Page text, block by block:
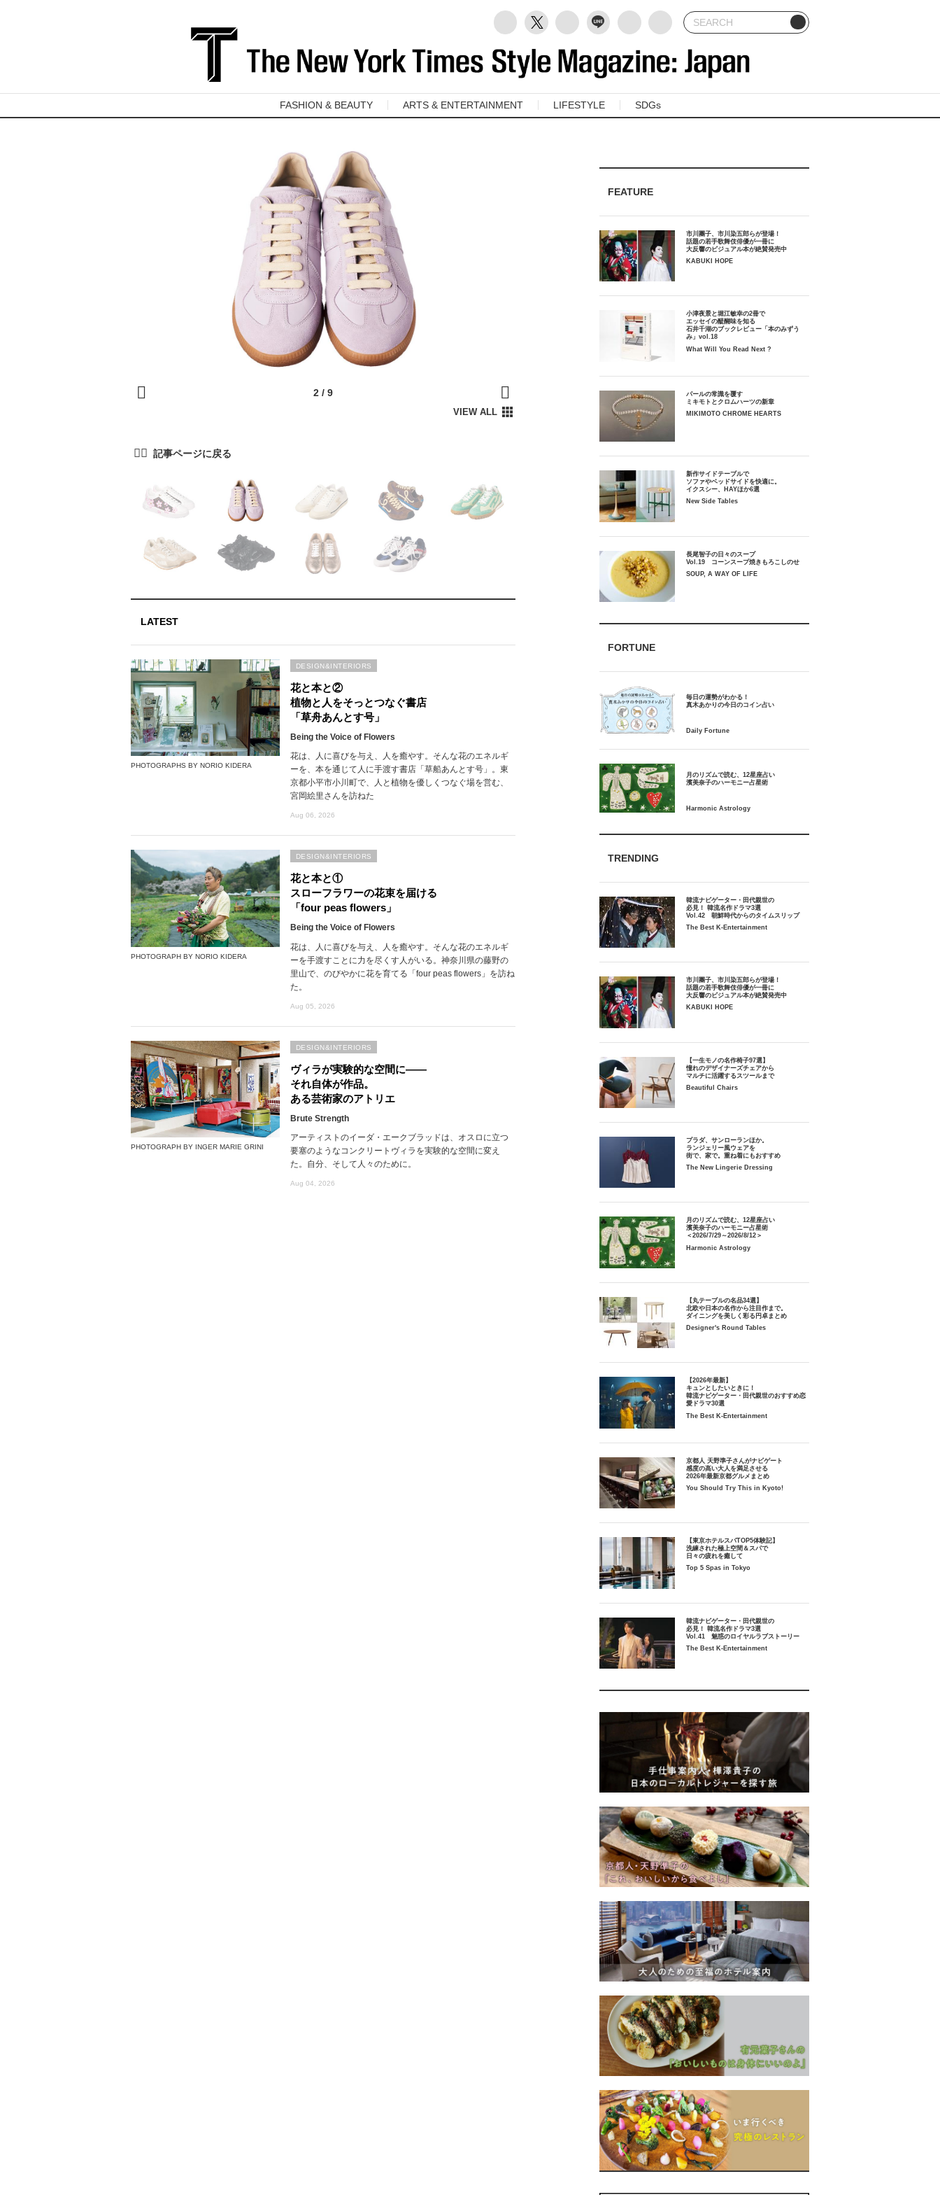
FASHION & BEAUTY ARTS & ENTERTAINMENT LIFESTYLE SDGs
LATEST
PHOTOGRAPHS BY NORIO KIDERA
花と本と②
植物と人をそっとつなぐ書店
「草舟あんとす号」
Being the Voice of Flowers
花は、人に喜びを与え、人を癒やす。そんな花のエネルギ
ーを、本を通じて人に手渡す書店「草船あんとす号」。東
京都小平市小川町で、人と植物を優しくつなぐ場を営む、
宮岡絵里さんを訪ねた
Aug 06, 2026
DESIGN&INTERIORS
PHOTOGRAPH BY NORIO KIDERA
花と本と①
スローフラワーの花束を届ける
「four peas flowers」
Being the Voice of Flowers
花は、人に喜びを与え、人を癒やす。そんな花のエネルギ
ーを手渡すことに力を尽くす人がいる。神奈川県の藤野の
里山で、のびやかに花を育てる「four peas flowers」を訪ね
た。
Aug 05, 2026
DESIGN&INTERIORS
PHOTOGRAPH BY INGER MARIE GRINI
ヴィラが実験的な空間に――
それ自体が作品。
ある芸術家のアトリエ
Brute Strength
アーティストのイーダ・エークブラッドは、オスロに立つ
要塞のようなコンクリートヴィラを実験的な空間に変え
た。自分、そして人々のために。
Aug 04, 2026
DESIGN&INTERIORS
FEATURE
市川團子、市川染五郎らが登場！
話題の若手歌舞伎俳優が一冊に
大反響のビジュアル本が絶賛発売中
KABUKI HOPE
小津夜景と堀江敏幸の2冊で
エッセイの醍醐味を知る
石井千湖のブックレビュー「本のみずう
み」vol.18
What Will You Read Next ?
パールの常識を覆す
ミキモトとクロムハーツの新章
MIKIMOTO CHROME HEARTS
新作サイドテーブルで
ソファやベッドサイドを快適に。
イクスシー、HAYほか6選
New Side Tables
長尾智子の日々のスープ
Vol.19 コーンスープ焼きもろこしのせ
SOUP, A WAY OF LIFE
FORTUNE
毎日の運勢がわかる！
月のリズムで読む、12星座占い
TRENDING
韓流ナビゲーター・田代親世の
必見！ 韓流名作ドラマ3選
Vol.42 朝鮮時代からのタイムスリップ
The Best K-Entertainment
市川團子、市川染五郎らが登場！
話題の若手歌舞伎俳優が一冊に
大反響のビジュアル本が絶賛発売中
KABUKI HOPE
【一生モノの名作椅子97選】
憧れのデザイナーズチェアから
マルチに活躍するスツールまで
Beautiful Chairs
プラダ、サンローランほか。
ランジェリー風ウェアを
街で、家で。重ね着にもおすすめ
The New Lingerie Dressing
月のリズムで読む、12星座占い
濱美奈子のハーモニー占星術
＜2026/7/29～2026/8/12＞
Harmonic Astrology
【丸テーブルの名品34選】
北欧や日本の名作から注目作まで。
ダイニングを美しく彩る円卓まとめ
Designer's Round Tables
【2026年最新】
キュンとしたいときに！
韓流ナビゲーター・田代親世のおすすめ恋
愛ドラマ30選
The Best K-Entertainment
京都人 天野準子さんがナビゲート
感度の高い大人を満足させる
2026年最新京都グルメまとめ
You Should Try This in Kyoto!
【東京ホテルスパTOP5体験記】
洗練された極上空間＆スパで
日々の疲れを癒して
Top 5 Spas in Tokyo
韓流ナビゲーター・田代親世の
必見！ 韓流名作ドラマ3選
Vol.41 魅惑のロイヤルラブストーリー
The Best K-Entertainment